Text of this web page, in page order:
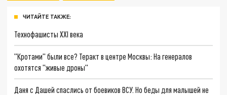
ЧИТАЙТЕ ТАКЖЕ:
Технофашисты XXI века
"Кротами" были все? Теракт в центре Москвы: На генералов
охотятся "живые дроны"
Даня с Дашей спаслись от боевиков ВСУ. Но беды для малышей не